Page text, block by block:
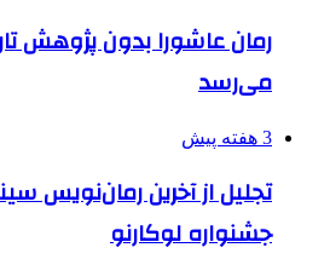
رمان عاشورا بدون پژوهش
می‌رسد
3 هفته پیش
تجلیل از آخرین رمان‌نویس
جشنواره لوکارنو